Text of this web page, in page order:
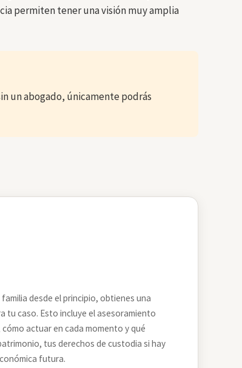
permiten tener una visión muy amplia
un abogado, únicamente podrás
desde el principio, obtienes una
tu caso. Esto incluye el asesoramiento
actuar en cada momento y qué
tus derechos de custodia si hay
futura.